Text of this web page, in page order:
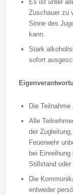
Es ist unter
Zuschauer zu
Sinne des
kann.
Stark
sofort
Die
Alle
der
Feuerwehr
bei
Stillstand oder
Die
entweder